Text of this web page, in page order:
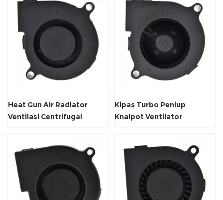
Heat Gun Air Radiator
Ventilasi Centrifugal
Kipas Turbo Peniup
Knalpot Ventilator